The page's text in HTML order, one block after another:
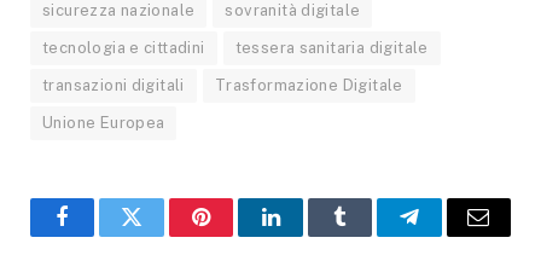
sicurezza nazionale sovranità digitale
tecnologia e cittadini tessera sanitaria digitale
transazioni digitali Trasformazione Digitale
Unione Europea
Facebook
X PinterestLinkedInTumblr TelegramEmail